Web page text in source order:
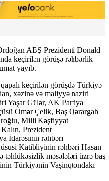
ABŞ Prezidenti Donald
keçirilən görüşə rəhbərlik
yayıb.
keçirilən görüşdə Türkiyə
xəzinə və maliyyə naziri
Yaşar Gülər, AK Partiya
Ömər Çelik, Baş Qərargah
Milli Kəşfiyyat
Prezident
İdarəsinin rəhbəri
Katibliyinin rəhbəri Hasan
təhlükəsizlik məsələləri üzrə baş
Türkiyənin Vaşinqtondakı